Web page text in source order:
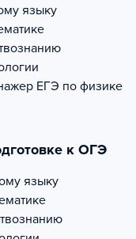
языку
ЕГЭ по физике
к ОГЭ
языку